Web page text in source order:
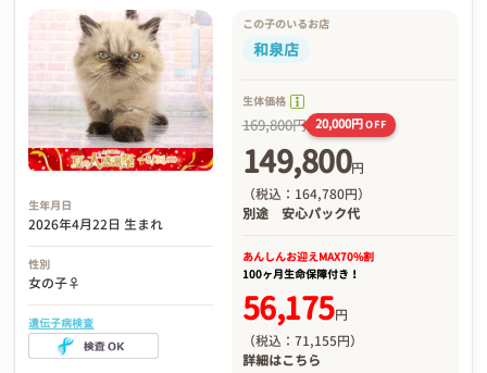
生年月日
2026年4月22日 生まれ
性別
女の子♀
遺伝子病検査
この子のいるお店
和泉店
生体価格
169,800円 20,000円OFF
149,800円
（税込：164,780円）
別途 安心パック代
あんしんお迎えMAX70%割
100ヶ月生命保障付き！
56,175円
（税込：71,155円）
詳細はこちら